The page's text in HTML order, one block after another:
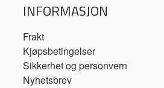
INFORMASJON
Frakt
Kjøpsbetingelser
Sikkerhet og personvern
Nyhetsbrev